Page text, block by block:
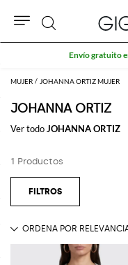
MUJER JOHANNA ORTIZ MUJER
JOHANNA ORTIZ
Ver todoJOHANNA ORTIZ
1 Productos
Buscar
Envío gratuito